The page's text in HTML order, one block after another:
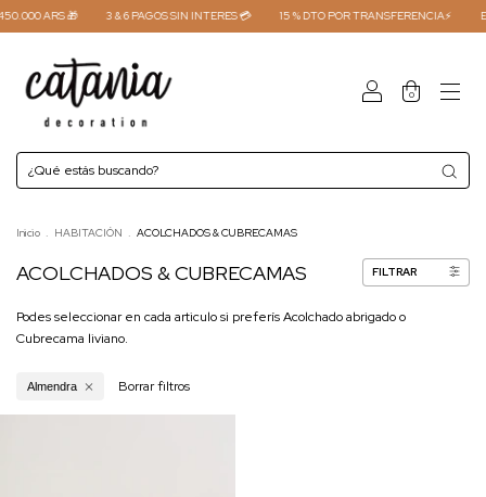
ARS 🎁 3 & 6 PAGOS SIN INTERES 💳 15 % DTO POR TRANSFERENCIA⚡
0
Inicio . HABITACIÓN . ACOLCHADOS & CUBRECAMAS
ACOLCHADOS & CUBRECAMAS FILTRAR
Podes seleccionar en cada articulo si preferís Acolchado abrigado o
Cubrecama liviano.
Almendra Borrar filtros